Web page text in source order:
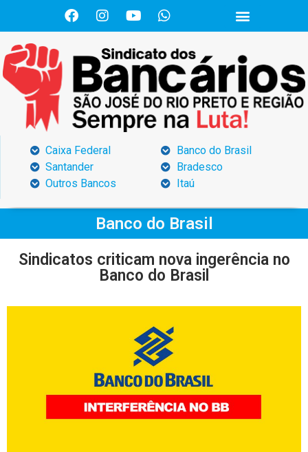
Caixa Federal
Santander
Outros Bancos
Banco do Brasil
Bradesco
Itaú
Banco do Brasil
Sindicatos criticam nova ingerência no
Banco do Brasil